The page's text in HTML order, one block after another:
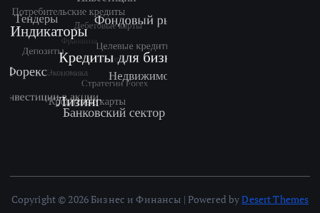
Copyright © 2026 Бизнес и Финансы | Powered byDesert Themes